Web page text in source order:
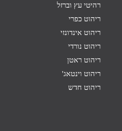
רהיטי עץ וברזל
ריהוט כפרי
ריהוט אינדונזי
ריהוט נורדי
ריהוט ראטן
ריהוט וינטאג'
ריהוט חדש